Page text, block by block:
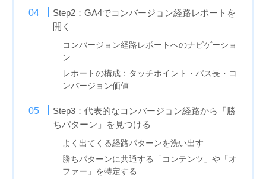
Step2：GA4でコンバージョン経路レポートを
開く
コンバージョン経路レポートへのナビゲーショ
ン
レポートの構成：タッチポイント・パス長・コ
ンバージョン価値
Step3：代表的なコンバージョン経路から「勝
ちパターン」を見つける
よく出てくる経路パターンを洗い出す
勝ちパターンに共通する「コンテンツ」や「オ
ファー」を特定する